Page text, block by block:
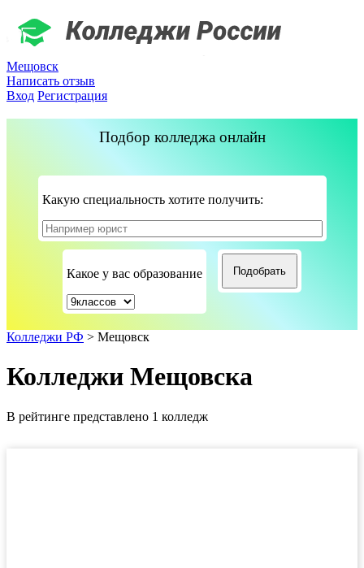
Мещовск
Написать отзыв
Вход Регистрация
Подбор колледжа онлайн
Какую специальность хотите получить:
Какое у вас образование
Колледжи РФ > Мещовск
Колледжи Мещовска
В рейтинге представлено 1 колледж